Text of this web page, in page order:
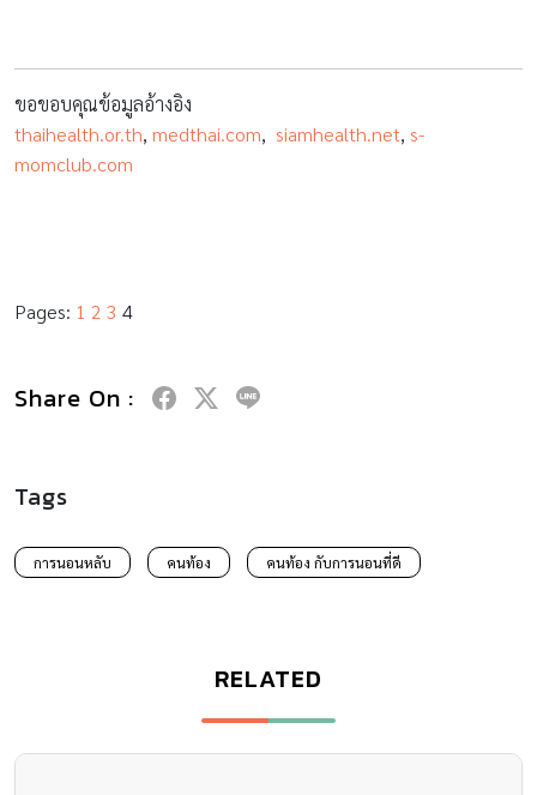
ขอขอบคุณข้อมูลอ้างอิง
thaihealth.or.th, medthai.com, siamhealth.net, s-
momclub.com
Pages: 1 2 3 4
Share On :
Tags
การนอนหลับ คนท้อง คนท้อง กับการนอนที่ดี
RELATED